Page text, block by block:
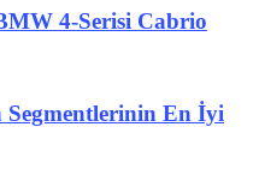
4-Serisi Cabrio
Segmentlerinin En İyi